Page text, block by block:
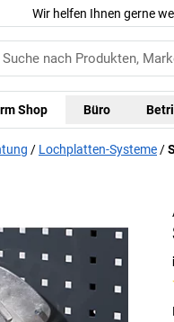
Wir helfen Ihnen gerne
Shop Büro
Lochplatten-Systeme